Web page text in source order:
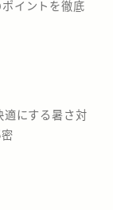
イントを徹底
適にする暑さ対